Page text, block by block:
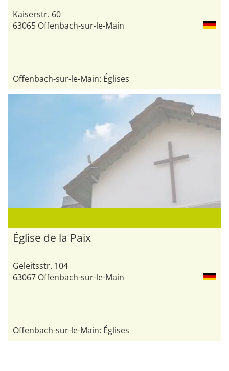
Kaiserstr. 60
63065 Offenbach-sur-le-Main
Offenbach-sur-le-Main: Églises
Église de la Paix
Geleitsstr. 104
63067 Offenbach-sur-le-Main
Offenbach-sur-le-Main: Églises